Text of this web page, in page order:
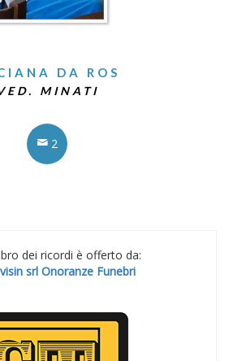
DA ROS
MINATI
2
dei ricordi è offerto da:
srl Onoranze Funebri